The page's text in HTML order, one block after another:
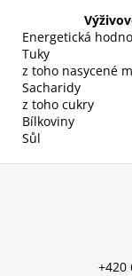
Energetická
Tuky
z toho nasycené
Sacharidy
z toho cukry
Bílkoviny
Sůl
Z
+420